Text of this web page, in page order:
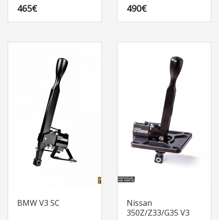
465€ 490€
BMW V3 SC
Nissan
350Z/Z33/G35 V3